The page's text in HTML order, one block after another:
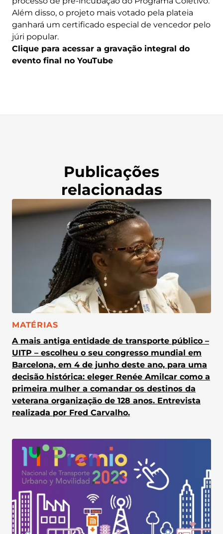
Além disso, o projeto mais votado pela plateia
ganhará um certificado especial de vencedor pelo
júri popular.
Clique para acessar a gravação integral do
evento final no YouTube
Publicações
relacionadas
CATEGORIA:
MATÉRIAS
A mais antiga entidade de transporte público –
UITP – escolheu o seu congresso mundial em
Barcelona, em 4 de junho deste ano, para uma
decisão histórica: eleger Renée Amilcar como a
primeira mulher a comandar os destinos da
veterana organização de 128 anos. Entrevista
realizada por Fred Carvalho.